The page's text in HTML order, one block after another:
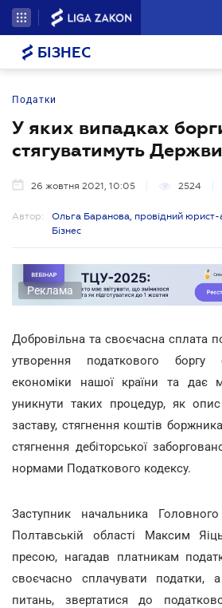
БІЗНЕС
Податки
У яких випадках
стягуватимуть
26 жовтня 2021, 10:05 2524
Автор:
Ольга Баранова, провідний юрист-
Бізнес
Реклама
Добровільна та своєчасна сплата
утворення податкового боргу
економіки нашої країни та дає
уникнути таких процедур, як
заставу, стягнення коштів
стягнення дебіторської
нормами Податкового кодексу.
Заступник начальника
Полтавській області Максим
пресою, нагадав платникам
своєчасно сплачувати податки,
питань, звертатися до